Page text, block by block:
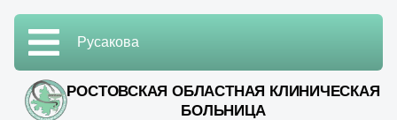
РОСТОВСКАЯ ОБЛАСТНАЯ КЛИНИЧЕСКАЯ
БОЛЬНИЦА
Русакова